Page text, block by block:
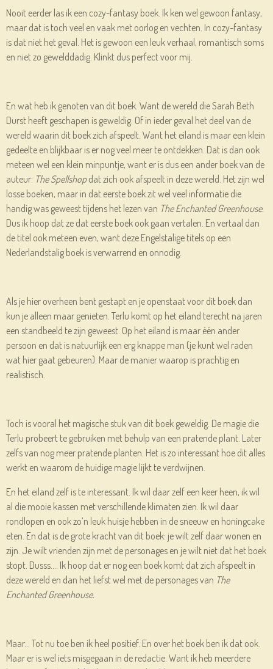
Nooit eerder las ik een cozy-fantasy boek. Ik ken wel gewoon fantasy,
maar dat is toch veel en vaak met oorlog en vechten. In cozy-fantasy
is dat niet het geval. Het is gewoon een leuk verhaal, romantisch soms
en niet zo gewelddadig. Klinkt dus perfect voor mij.
En wat heb ik genoten van dit boek. Want de wereld die Sarah Beth
Durst heeft geschapen is geweldig. Of in ieder geval het deel van de
wereld waarin dit boek zich afspeelt. Want het eiland is maar een klein
gedeelte en blijkbaar is er nog veel meer te ontdekken. Dat is dan ook
meteen wel een klein minpuntje, want er is dus een ander boek van de
auteur: The Spellshopdat zich ook afspeelt in deze wereld. Het zijn wel
losse boeken, maar in dat eerste boek zit wel veel informatie die
handig was geweest tijdens het lezen van The Enchanted Greenhouse.
Dus ik hoop dat ze dat eerste boek ook gaan vertalen. En vertaal dan
de titel ook meteen even, want deze Engelstalige titels op een
Nederlandstalig boek is verwarrend en onnodig.
Als je hier overheen bent gestapt en je openstaat voor dit boek dan
kun je alleen maar genieten. Terlu komt op het eiland terecht na jaren
een standbeeld te zijn geweest. Op het eiland is maar één ander
persoon en dat is natuurlijk een erg knappe man (je kunt wel raden
wat hier gaat gebeuren). Maar de manier waarop is prachtig en
realistisch.
Toch is vooral het magische stuk van dit boek geweldig. De magie die
Terlu probeert te gebruiken met behulp van een pratende plant. Later
zelfs van nog meer pratende planten. Het is zo interessant hoe dit alles
werkt en waarom de huidige magie lijkt te verdwijnen.
En het eiland zelf is te interessant. Ik wil daar zelf een keer heen, ik wil
al die mooie kassen met verschillende klimaten zien. Ik wil daar
rondlopen en ook zo’n leuk huisje hebben in de sneeuw en honingcake
eten. En dat is de grote kracht van dit boek: je wilt zelf daar wonen en
zijn. Je wilt vrienden zijn met de personages en je wilt niet dat het boek
stopt. Dusss…. Ik hoop dat er nog een boek komt dat zich afspeelt in
deze wereld en dan het liefst wel met de personages van The
Enchanted Greenhouse.
Maar… Tot nu toe ben ik heel positief. En over het boek ben ik dat ook.
Maar er is wel iets misgegaan in de redactie. Want ik heb meerdere